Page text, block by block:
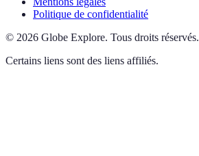
Politique de confidentialité
© 2026 Globe Explore. Tous droits réservés.
Certains liens sont des liens affiliés.